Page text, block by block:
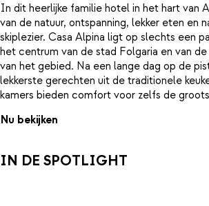
In dit heerlijke familie hotel in het hart van
van de natuur, ontspanning, lekker eten en
skiplezier. Casa Alpina ligt op slechts een
het centrum van de stad Folgaria en van
van het gebied. Na een lange dag op de
lekkerste gerechten uit de traditionele
kamers bieden comfort voor zelfs de
wandelingen door de natuur georganiseerd
vermaken zich in de miniclub! Sluit je
Trentino!
Nu bekijken
IN DE SPOTLIGHT